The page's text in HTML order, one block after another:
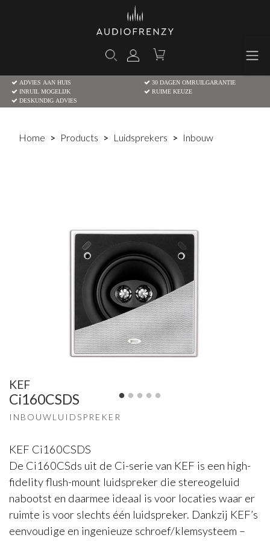
ADVIES AAN HUIS
30 DAGEN OMRUILGARANTIE
INRUIL MOGELIJK
RUIME KEUZE
DESKUNDIG ADVIES
Home Products Luidsprekers Inbouw
KEF
Ci160CSDS
INBOUWLUIDSPREKER
KEF Ci160CSDS
De Ci160CSds uit de Ci-serie van KEF is een high-
fidelity flush-mount luidspreker die stereogeluid
nabootst en daarmee ideaal is voor locaties waar er
ruimte is voor slechts één luidspreker. Dankzij KEF’s
eenvoudige en ingenieuze schroef/klemsysteem –